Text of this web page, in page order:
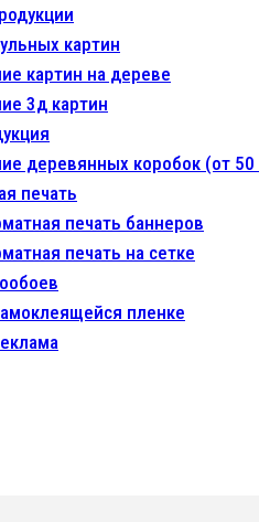
картин
картин на дереве
3д картин
деревянных коробок (от 50
печать
печать баннеров
печать на сетке
пленке